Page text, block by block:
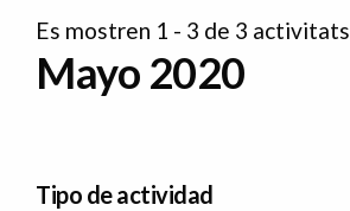
Es mostren 1 - 3 de 3 activitats
Mayo 2020
Tipo de actividad